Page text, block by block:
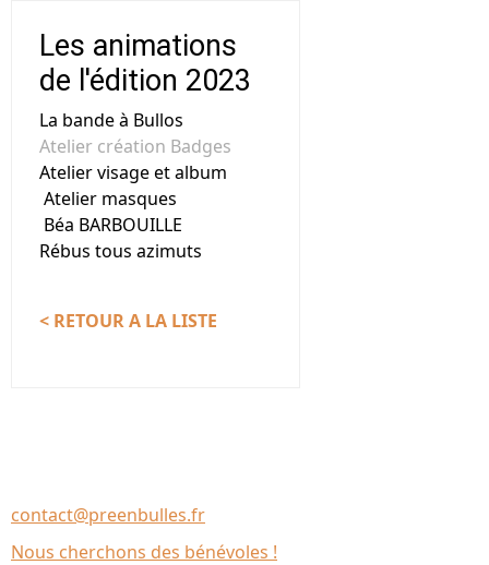
Les animations
de l'édition 2023
La bande à Bullos
Atelier création Badges
Atelier visage et album
Atelier masques
Béa BARBOUILLE
Rébus tous azimuts
< RETOUR A LA LISTE
contact@preenbulles.fr
Nous cherchons des bénévoles !